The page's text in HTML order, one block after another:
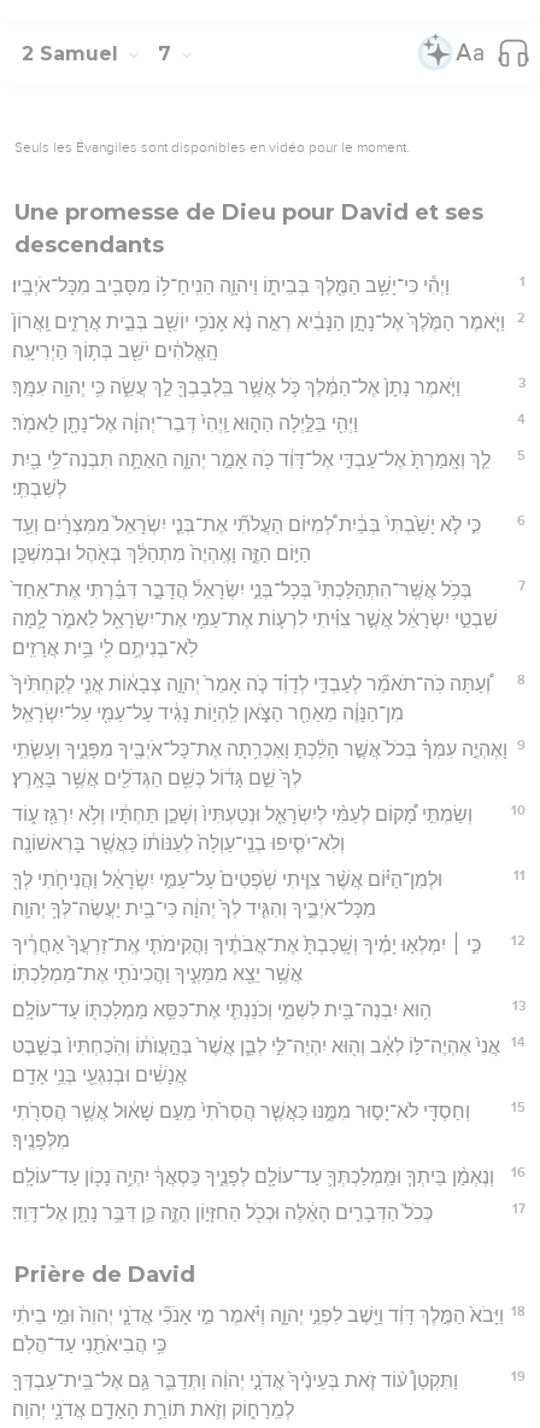
2 Samuel 7
Seuls les Évangiles sont disponibles en vidéo pour le moment.
Une promesse de Dieu pour David et ses
descendants
1 וַיְהִ֕י כִּי־יָשַׁ֥ב הַמֶּ֖לֶךְ בְּבֵית֑וֹ וַיהוָ֛ה הֵנִֽיחַ־ל֥וֹ מִסָּבִ֖יב מִכָּל־אֹיְבָֽיו׃
2
וַיֹּ֤אמֶר הַמֶּ֙לֶךְ֙ אֶל־נָתָ֣ן הַנָּבִ֔יא רְאֵ֣ה נָ֔א אָנֹכִ֥י יוֹשֵׁ֖ב בְּבֵ֣ית אֲרָזִ֑ים וַֽאֲרוֹן֙
הָֽאֱלֹהִ֔ים יֹשֵׁ֖ב בְּת֥וֹךְ הַיְרִיעָֽה׃
3 וַיֹּ֤אמֶר נָתָן֙ אֶל־הַמֶּ֔לֶךְ כֹּ֛ל אֲשֶׁ֥ר בִּֽלְבָבְךָ֖ לֵ֣ךְ עֲשֵׂ֑ה כִּ֥י יְהוָ֖ה עִמָּֽךְ׃
4 וַיְהִ֖י בַּלַּ֣יְלָה הַה֑וּא וַֽיְהִי֙ דְּבַר־יְהוָ֔ה אֶל־נָתָ֖ן לֵאמֹֽר׃
5
לֵ֤ךְ וְאָֽמַרְתָּ֙ אֶל־עַבְדִּ֣י אֶל־דָּוִ֔ד כֹּ֖ה אָמַ֣ר יְהוָ֑ה הַאַתָּ֛ה תִּבְנֶה־לִּ֥י בַ֖יִת
לְשִׁבְתִּֽי׃
6
כִּ֣י לֹ֤א יָשַׁ֙בְתִּי֙ בְּבַ֔יִת לְ֠מִיּוֹם הַעֲלֹתִ֞י אֶת־בְּנֵ֤י יִשְׂרָאֵל֙ מִמִּצְרַ֔יִם וְעַ֖ד
הַיּ֣וֹם הַזֶּ֑ה וָאֶֽהְיֶה֙ מִתְהַלֵּ֔ךְ בְּאֹ֖הֶל וּבְמִשְׁכָּֽן׃
7
בְּכֹ֥ל אֲשֶֽׁר־הִתְהַלַּכְתִּי֮ בְּכָל־בְּנֵ֣י יִשְׂרָאֵל֒ הֲדָבָ֣ר דִּבַּ֗רְתִּי אֶת־אַחַד֙
שִׁבְטֵ֣י יִשְׂרָאֵ֔ל אֲשֶׁ֣ר צִוִּ֗יתִי לִרְע֛וֹת אֶת־עַמִּ֥י אֶת־יִשְׂרָאֵ֖ל לֵאמֹ֑ר לָ֛מָּה
לֹֽא־בְנִיתֶ֥ם לִ֖י בֵּ֥ית אֲרָזִֽים׃
8
וְ֠עַתָּה כֹּֽה־תֹאמַ֞ר לְעַבְדִּ֣י לְדָוִ֗ד כֹּ֤ה אָמַר֙ יְהוָ֣ה צְבָא֔וֹת אֲנִ֤י לְקַחְתִּ֙יךָ֙
מִן־הַנָּוֶ֔ה מֵאַחַ֖ר הַצֹּ֑אן לִֽהְי֣וֹת נָגִ֔יד עַל־עַמִּ֖י עַל־יִשְׂרָאֵֽל׃
9
וָאֶהְיֶ֣ה עִמְּךָ֗ בְּכֹל֙ אֲשֶׁ֣ר הָלַ֔כְתָּ וָאַכְרִ֥תָה אֶת־כָּל־אֹיְבֶ֖יךָ מִפָּנֶ֑יךָ וְעָשִׂ֤תִֽי
לְךָ֙ שֵׁ֣ם גָּד֔וֹל כְּשֵׁ֥ם הַגְּדֹלִ֖ים אֲשֶׁ֥ר בָּאָֽרֶץ׃
10
וְשַׂמְתִּ֣י מָ֠קוֹם לְעַמִּ֨י לְיִשְׂרָאֵ֤ל וּנְטַעְתִּיו֙ וְשָׁכַ֣ן תַּחְתָּ֔יו וְלֹ֥א יִרְגַּ֖ז ע֑וֹד
וְלֹֽא־יֹסִ֤יפוּ בְנֵֽי־עַוְלָה֙ לְעַנּוֹת֔וֹ כַּאֲשֶׁ֖ר בָּרִאשׁוֹנָֽה׃
11
וּלְמִן־הַיּ֗וֹם אֲשֶׁ֨ר צִוִּ֤יתִי שֹֽׁפְטִים֙ עַל־עַמִּ֣י יִשְׂרָאֵ֔ל וַהֲנִיחֹ֥תִי לְךָ֖
מִכָּל־אֹיְבֶ֑יךָ וְהִגִּ֤יד לְךָ֙ יְהוָ֔ה כִּי־בַ֖יִת יַעֲשֶׂה־לְּךָ֥ יְהוָֽה׃
12
כִּ֣י ׀ יִמְלְא֣וּ יָמֶ֗יךָ וְשָֽׁכַבְתָּ֙ אֶת־אֲבֹתֶ֔יךָ וַהֲקִימֹתִ֤י אֶֽת־זַרְעֲךָ֙ אַחֲרֶ֔יךָ
אֲשֶׁ֥ר יֵצֵ֖א מִמֵּעֶ֑יךָ וַהֲכִינֹתִ֖י אֶת־מַמְלַכְתּֽוֹ׃
13 ה֥וּא יִבְנֶה־בַּ֖יִת לִשְׁמִ֑י וְכֹנַנְתִּ֛י אֶת־כִּסֵּ֥א מַמְלַכְתּ֖וֹ עַד־עוֹלָֽם׃
14
אֲנִי֙ אֶהְיֶה־לּ֣וֹ לְאָ֔ב וְה֖וּא יִהְיֶה־לִּ֣י לְבֵ֑ן אֲשֶׁר֙ בְּהַ֣עֲוֺת֔וֹ וְהֹֽכַחְתִּיו֙ בְּשֵׁ֣בֶט
אֲנָשִׁ֔ים וּבְנִגְעֵ֖י בְּנֵ֥י אָדָֽם׃
15
וְחַסְדִּ֖י לֹא־יָס֣וּר מִמֶּ֑נּוּ כַּאֲשֶׁ֤ר הֲסִרֹ֙תִי֙ מֵעִ֣ם שָׁא֔וּל אֲשֶׁ֥ר הֲסִרֹ֖תִי
מִלְּפָנֶֽיךָ׃
16 וְנֶאְמַ֨ן בֵּיתְךָ֧ וּמַֽמְלַכְתְּךָ֛ עַד־עוֹלָ֖ם לְפָנֶ֑יךָ כִּֽסְאֲךָ֔ יִהְיֶ֥ה נָכ֖וֹן עַד־עוֹלָֽם׃
17 כְּכֹל֙ הַדְּבָרִ֣ים הָאֵ֔לֶּה וּכְכֹ֖ל הַחִזָּי֣וֹן הַזֶּ֑ה כֵּ֛ן דִּבֶּ֥ר נָתָ֖ן אֶל־דָּוִֽד׃
Prière de David
18 וַיָּבֹא֙ הַמֶּ֣לֶךְ דָּוִ֔ד וַיֵּ֖שֶׁב לִפְנֵ֣י יְהוָ֑ה וַיֹּ֗אמֶר מִ֣י אָנֹכִ֞י אֲדֹנָ֤י יְהוִה֙ וּמִ֣י בֵיתִ֔י
כִּ֥י הֲבִיאֹתַ֖נִי עַד־הֲלֹֽם׃
19
וַתִּקְטַן֩ ע֨וֹד זֹ֤את בְּעֵינֶ֙יךָ֙ אֲדֹנָ֣י יְהוִ֔ה וַתְּדַבֵּ֛ר גַּ֥ם אֶל־בֵּֽית־עַבְדְּךָ֖
לְמֵֽרָח֑וֹק וְזֹ֛את תּוֹרַ֥ת הָאָדָ֖ם אֲדֹנָ֥י יְהוִֽה׃